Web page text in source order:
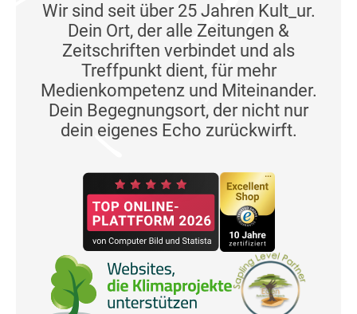
Wir sind seit über 25 Jahren Kult_ur.
Dein Ort, der alle Zeitungen &
Zeitschriften verbindet und als
Treffpunkt dient, für mehr
Medienkompetenz und Miteinander.
Dein Begegnungsort, der nicht nur
dein eigenes Echo zurückwirft.